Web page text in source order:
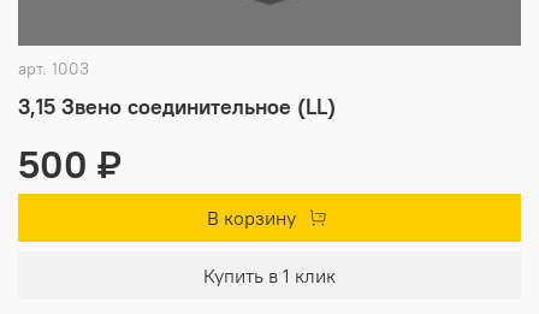
арт. 1003
3,15 Звено соединительное (LL)
500 ₽
В корзину
Купить в 1 клик